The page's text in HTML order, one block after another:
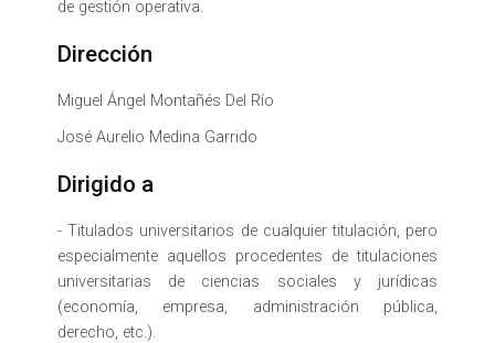
de gestión operativa.
Dirección
Miguel Ángel Montañés Del Río
José Aurelio Medina Garrido
Dirigido a
- Titulados universitarios de cualquier titulación, pero
especialmente aquellos procedentes de titulaciones
universitarias de ciencias sociales y jurídicas
(economía, empresa, administración pública,
derecho, etc.).